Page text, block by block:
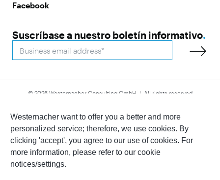
Westernacher want to offer you a better and more
personalized service; therefore, we use cookies. By
clicking 'accept', you agree to our use of cookies. For
more information, please refer to our cookie
notices/settings.
Facebook
Suscríbase a nuestro boletín informativo.
© 2026 Westernacher Consulting GmbH | All rights reserved
Whistleblower